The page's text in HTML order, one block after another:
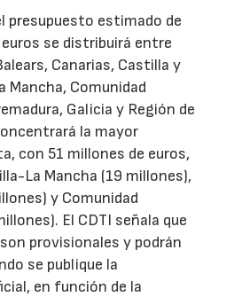
presupuesto estimado de
se distribuirá entre
Canarias, Castilla y
Mancha, Comunidad
Galicia y Región de
la mayor
con 51 millones de euros,
La Mancha (19 millones),
y Comunidad
El CDTI señala que
provisionales y podrán
se publique la
en función de la